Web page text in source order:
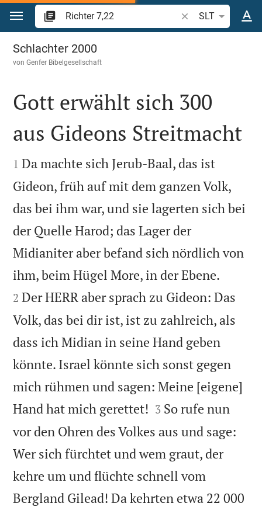
Zum Inhalt springen
Bibelstelle oder
SLT
Richter 7
Schlachter 2000
vonGenfer Bibelgesellschaft

Gott erwählt sich 300
aus Gideons Streitmacht

1 Da machte sich Jerub-Baal, das ist
Gideon, früh auf mit dem ganzen Volk,
das bei ihm war, und sie lagerten sich bei
der Quelle Harod; das Lager der
Midianiter aber befand sich nördlich von
ihm, beim Hügel More, in der Ebene.
2 Der HERR aber sprach zu Gideon: Das
Volk, das bei dir ist, ist zu zahlreich, als
dass ich Midian in seine Hand geben
könnte. Israel könnte sich sonst gegen
mich rühmen und sagen: Meine [eigene]
Hand hat mich gerettet! 

3 So rufe nun
vor den Ohren des Volkes aus und sage:
Wer sich fürchtet und wem graut, der
kehre um und flüchte schnell vom
Bergland Gilead! Da kehrten etwa 22 000